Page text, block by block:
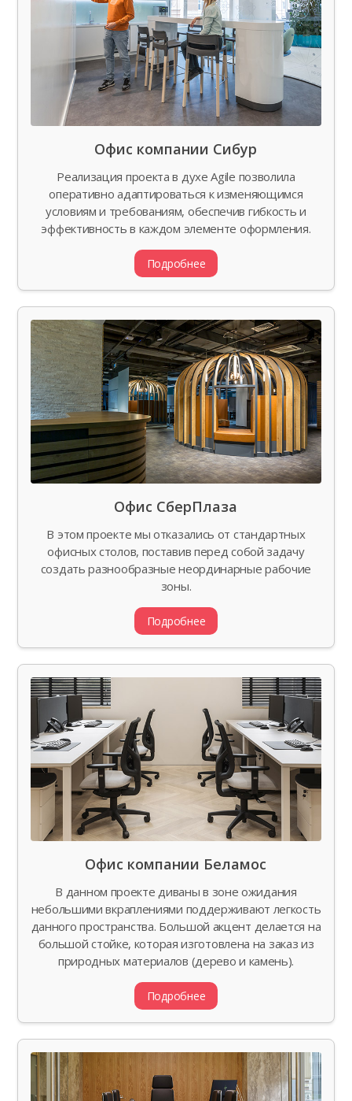
Офис компании Сибур
Реализация проекта в духе Agile позволила
оперативно адаптироваться к изменяющимся
условиям и требованиям, обеспечив гибкость и
эффективность в каждом элементе оформления.
Подробнее
Офис СберПлаза
В этом проекте мы отказались от стандартных
офисных столов, поставив перед собой задачу
создать разнообразные неординарные рабочие
зоны.
Подробнее
Офис компании Беламос
В данном проекте диваны в зоне ожидания
небольшими вкраплениями поддерживают легкость
данного пространства. Большой акцент делается на
большой стойке, которая изготовлена на заказ из
природных материалов (дерево и камень).
Подробнее